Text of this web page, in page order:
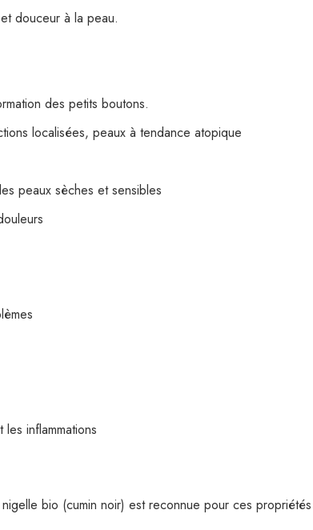
douceur à la peau.
des petits boutons.
localisées, peaux à tendance atopique
peaux sèches et sensibles
inflammations
bio (cumin noir) est reconnue pour ces